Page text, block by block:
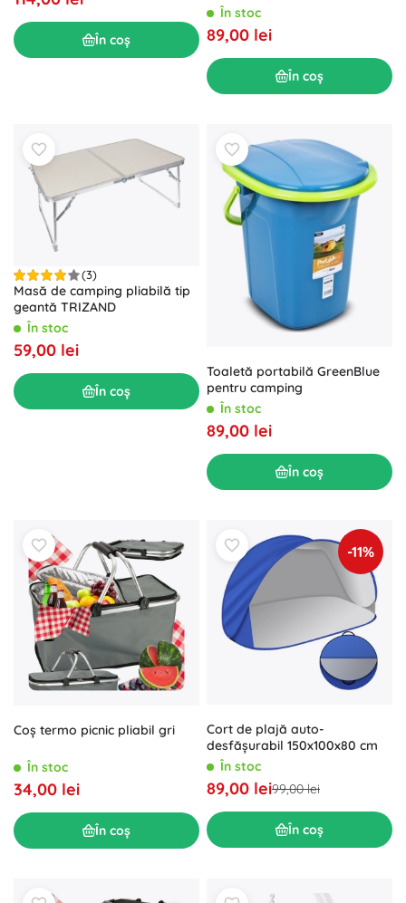
În coș
În stoc
89,00 lei
În coș
(3)
Masă de camping pliabilă tip
geantă TRIZAND
În stoc
59,00 lei
În coș
Toaletă portabilă GreenBlue
pentru camping
În stoc
89,00 lei
În coș
Coș termo picnic pliabil gri
În stoc
34,00 lei
În coș
-11%
Cort de plajă auto-
desfășurabil 150x100x80 cm
În stoc
89,00 lei99,00 lei
În coș